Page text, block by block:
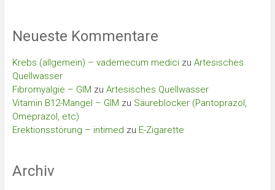
Neueste Kommentare
Krebs (allgemein) – vademecum medicizu Artesisches
Quellwasser
Fibromyalgie – GIM zu Artesisches Quellwasser
Vitamin B12-Mangel – GIM zu Säureblocker (Pantoprazol,
Omeprazol, etc)
Erektionsstörung – intimed zu E-Zigarette
Archiv